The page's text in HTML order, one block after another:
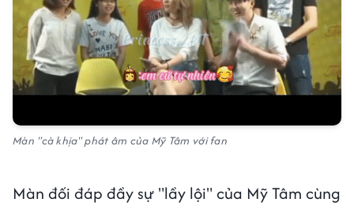
Màn "cà khịa" phát âm của Mỹ Tâm với fan
Màn đối đáp đầy sự "lầy lội" của Mỹ Tâm cùng